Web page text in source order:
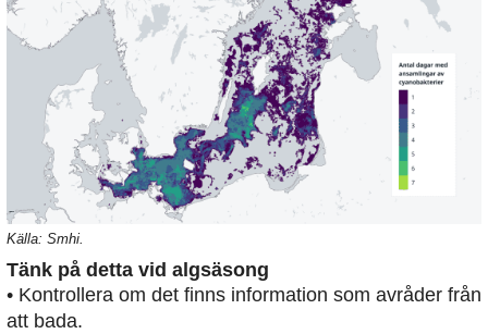
Källa: Smhi.
Tänk på detta vid algsäsong
• Kontrollera om det finns information som avråder från
att bada.